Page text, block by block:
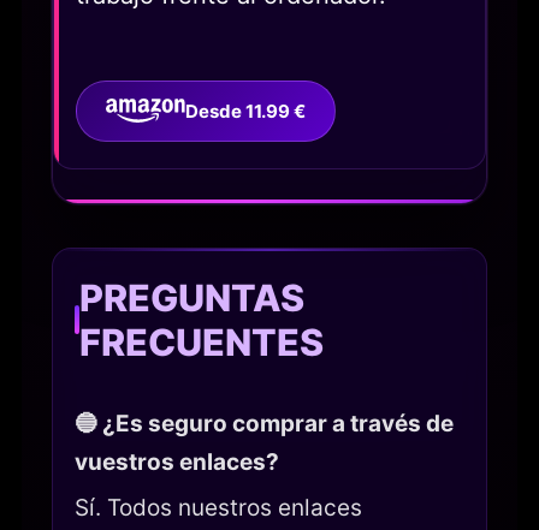
Desde 11.99 €
PREGUNTAS
FRECUENTES
🔵 ¿Es seguro comprar a través de
vuestros enlaces?
Sí. Todos nuestros enlaces